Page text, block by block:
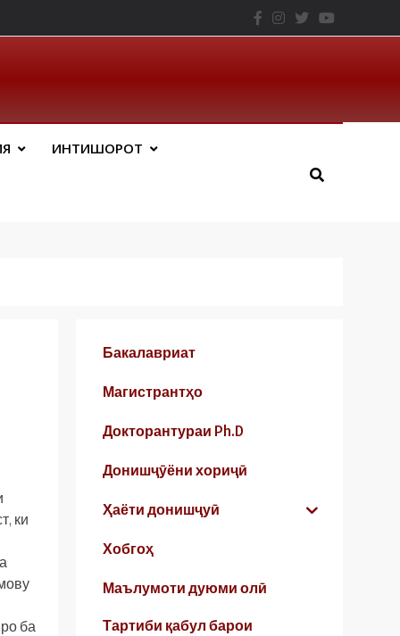
ИНТИШОРОТ
ки
ба
Бакалавриат
Магистрантҳо
Докторантураи Ph.D
Донишҷӯёни хориҷӣ
Ҳаёти донишҷуӣ
Хобгоҳ
Маълумоти дуюми олӣ
Тартиби қабул барои